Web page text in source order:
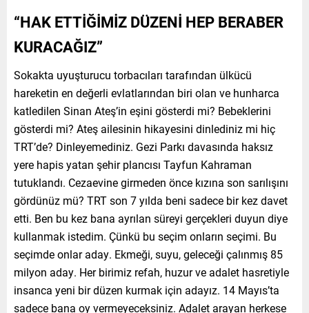
“HAK ETTİĞİMİZ DÜZENİ HEP BERABER
KURACAĞIZ”
Sokakta uyuşturucu torbacıları tarafından ülkücü
hareketin en değerli evlatlarından biri olan ve hunharca
katledilen Sinan Ateş’in eşini gösterdi mi? Bebeklerini
gösterdi mi? Ateş ailesinin hikayesini dinlediniz mi hiç
TRT’de? Dinleyemediniz. Gezi Parkı davasında haksız
yere hapis yatan şehir plancısı Tayfun Kahraman
tutuklandı. Cezaevine girmeden önce kızına son sarılışını
gördünüz mü? TRT son 7 yılda beni sadece bir kez davet
etti. Ben bu kez bana ayrılan süreyi gerçekleri duyun diye
kullanmak istedim. Çünkü bu seçim onların seçimi. Bu
seçimde onlar aday. Ekmeği, suyu, geleceği çalınmış 85
milyon aday. Her birimiz refah, huzur ve adalet hasretiyle
insanca yeni bir düzen kurmak için adayız. 14 Mayıs’ta
sadece bana oy vermeyeceksiniz. Adalet arayan herkese